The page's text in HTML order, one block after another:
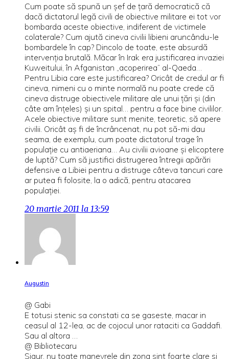
Cum poate să spună un şef de ţară democratică că
dacă dictatorul legă civili de obiective militare ei tot vor
bombarda aceste obiective, indiferent de victimele
colaterale? Cum ajută cineva civilii libieni aruncându-le
bombardele în cap? Dincolo de toate, este absurdă
intervenţia brutală. Măcar în Irak era justificarea invaziei
Kuweitului, în Afganistan „acoperirea” al-Qaeda…
Pentru Libia care este justificarea? Oricât de credul ar fi
cineva, nimeni cu o minte normală nu poate crede că
cineva distruge obiectivele militare ale unui ţări şi (din
câte am înţeles) şi un spital… pentru a face bine civililor.
Acele obiective militare sunt menite, teoretic, să apere
civilii. Oricât aş fi de încrâncenat, nu pot să-mi dau
seama, de exemplu, cum poate dictatorul trage în
populaţie cu antiaeriana… Au civilii avioane şi elicoptere
de luptă? Cum să justifici distrugerea întregii apărări
defensive a Libiei pentru a distruge câteva tancuri care
ar putea fi folosite, la o adică, pentru atacarea
populaţiei.
20 martie 2011 la 13:59
Augustin
@ Gabi
E totusi stenic sa constati ca se gaseste, macar in
ceasul al 12-lea, ac de cojocul unor rataciti ca Gaddafi.
Sau al altora …
@ Bibliotecaru
Sigur, nu toate manevrele din zona sint foarte clare si